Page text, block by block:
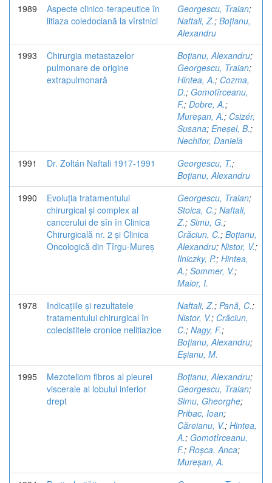
1989
Aspecte clinico-terapeutice în
litiaza coledociană la vîrstnici
Georgescu, Traian;
Naftali, Z.; Boțianu,
Alexandru
1993
Chirurgia metastazelor
pulmonare de origine
extrapulmonară
Boțianu, Alexandru;
Georgescu, Traian;
Hintea, A.; Cozma,
D.; Gomotîrceanu,
F.; Dobre, A.;
Mureșan, A.; Csizér,
Susana; Eneșel, B.;
Nechifor, Daniela
1991
Dr. Zoltán Naftali 1917-1991 Georgescu, T.;
Boțianu, Alexandru
1990
Evoluția tratamentului
chirurgical și complex al
cancerului de sîn în Clinica
Chirurgicală nr. 2 și Clinica
Oncologică din Tîrgu-Mureș
Georgescu, Traian;
Stoica, C.; Naftali,
Z.; Simu, G.;
Crăciun, C.; Boțianu,
Alexandru; Nistor, V.;
Ilniczky, P.; Hintea,
A.; Sommer, V.;
Maior, I.
1978
Indicațiile și rezultatele
tratamentului chirurgical în
colecistitele cronice nelitiazice
Naftali, Z.; Pană, C.;
Nistor, V.; Crăciun,
C.; Nagy, F.;
Boțianu, Alexandru;
Eșianu, M.
1995
Mezoteliom fibros al pleurei
viscerale al lobului inferior
drept
Boțianu, Alexandru;
Georgescu, Traian;
Simu, Gheorghe;
Pribac, Ioan;
Căreianu, V.; Hintea,
A.; Gomotîrceanu,
F.; Roșca, Anca;
Mureșan, A.